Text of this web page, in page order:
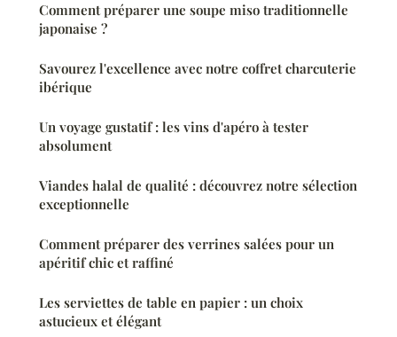
Comment préparer une soupe miso traditionnelle
japonaise ?
Savourez l'excellence avec notre coffret charcuterie
ibérique
Un voyage gustatif : les vins d'apéro à tester
absolument
Viandes halal de qualité : découvrez notre sélection
exceptionnelle
Comment préparer des verrines salées pour un
apéritif chic et raffiné
Les serviettes de table en papier : un choix
astucieux et élégant